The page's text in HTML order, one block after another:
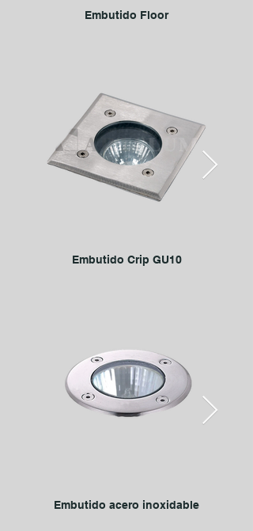
Embutido Floor
Embutido Crip GU10
Embutido acero inoxidable